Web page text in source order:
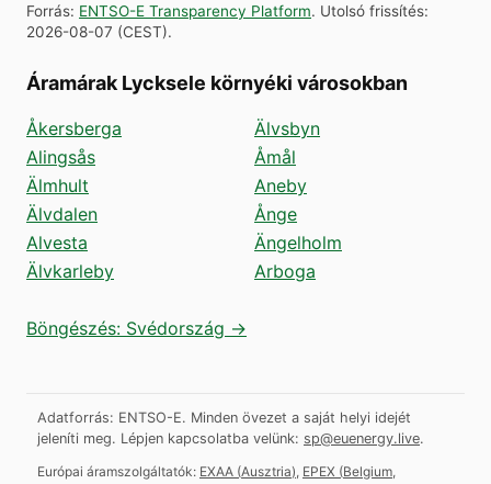
Forrás: ENTSO-E Transparency Platform. Utolsó frissítés:
2026-08-07 (CEST).
Áramárak Lycksele környéki városokban
Åkersberga
Alingsås
Älmhult
Älvdalen
Alvesta
Älvkarleby
Älvsbyn
Åmål
Aneby
Ånge
Ängelholm
Arboga
Böngészés: Svédország →
Adatforrás: ENTSO-E. Minden övezet a saját helyi idejét
jeleníti meg. Lépjen kapcsolatba velünk: sp@euenergy.live.
Európai áramszolgáltatók: EXAA (Ausztria) EPEX (Belgium,